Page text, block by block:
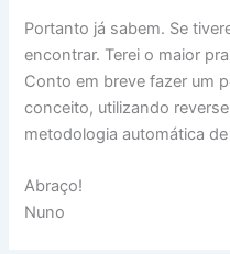
Portanto já sabem. Se
encontrar. Terei o maior
Conto em breve fazer um
conceito, utilizando
metodologia automática
Abraço!
Nuno